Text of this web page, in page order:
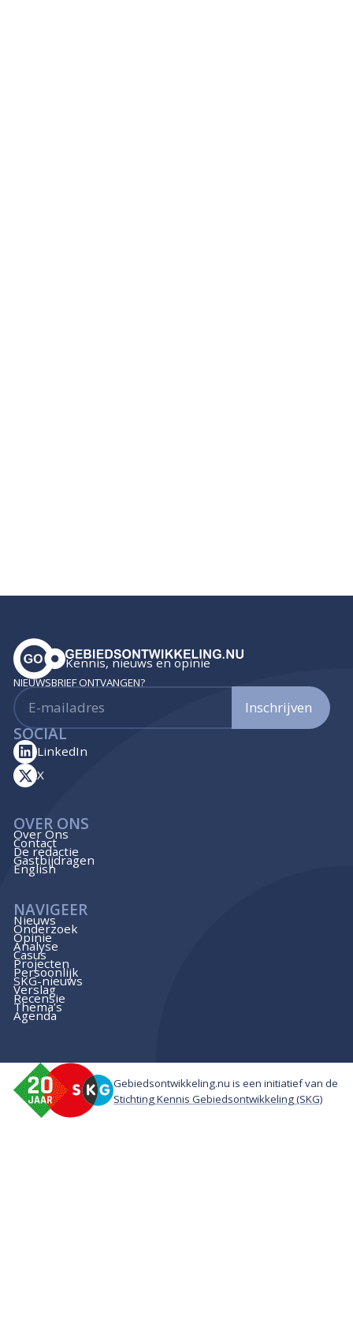
Kennis, nieuws en opinie
NIEUWSBRIEF ONTVANGEN?
Inschrijven
SOCIAL
LinkedIn
X
OVER ONS
Over Ons
Contact
De redactie
Gastbijdragen
English
NAVIGEER
Nieuws
Onderzoek
Opinie
Analyse
Casus
Projecten
Persoonlijk
SKG-nieuws
Verslag
Recensie
Thema’s
Agenda
Gebiedsontwikkeling.nu is een initiatief van de
Stichting Kennis Gebiedsontwikkeling (SKG)